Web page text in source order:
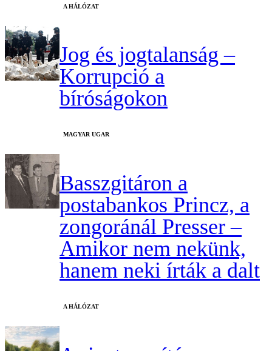
A HÁLÓZAT
Jog és jogtalanság –
Korrupció a
bíróságokon
MAGYAR UGAR
Basszgitáron a
postabankos Princz, a
zongoránál Presser –
Amikor nem nekünk,
hanem neki írták a dalt
A HÁLÓZAT